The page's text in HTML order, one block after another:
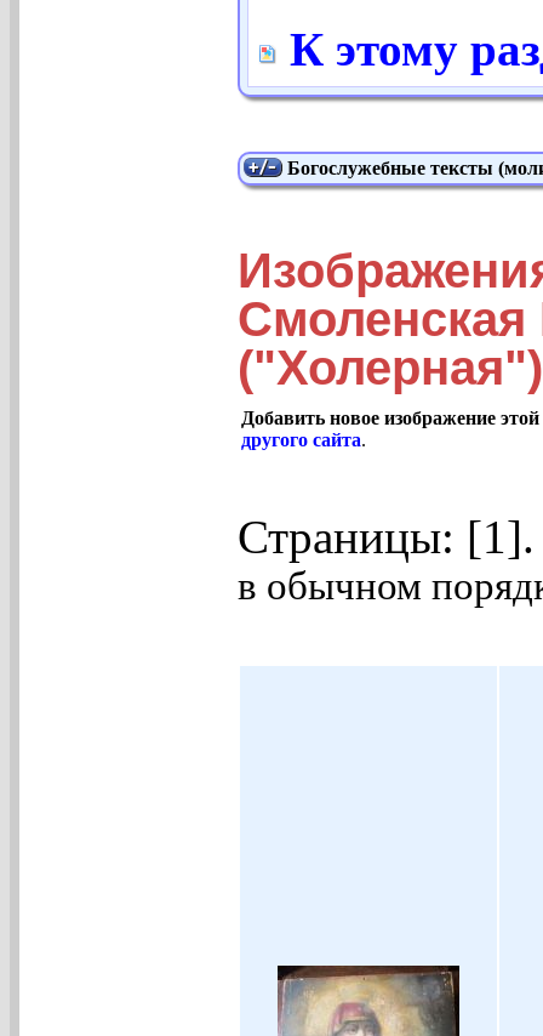
К этому
Богослужебные тексты
Смоленская
("Холерная")
Добавить новое изображение
другого сайта.
Страницы:
в обычном